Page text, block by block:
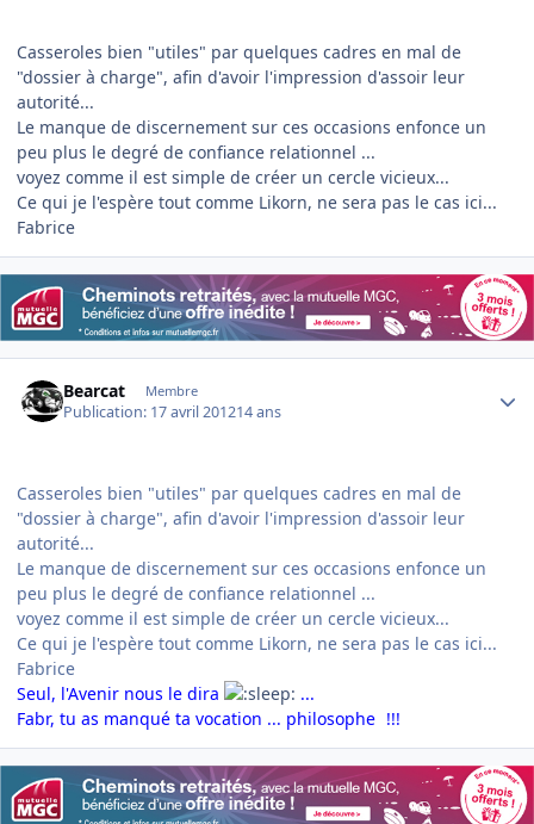
Casseroles bien "utiles" par quelques cadres en mal de
"dossier à charge", afin d'avoir l'impression d'assoir leur
autorité...
Le manque de discernement sur ces occasions enfonce un
peu plus le degré de confiance relationnel ...
voyez comme il est simple de créer un cercle vicieux...
Ce qui je l'espère tout comme Likorn, ne sera pas le cas ici...
Fabrice
Bearcat Membre
Publication: 17 avril 201214 ans
Casseroles bien "utiles" par quelques cadres en mal de
"dossier à charge", afin d'avoir l'impression d'assoir leur
autorité...
Le manque de discernement sur ces occasions enfonce un
peu plus le degré de confiance relationnel ...
voyez comme il est simple de créer un cercle vicieux...
Ce qui je l'espère tout comme Likorn, ne sera pas le cas ici...
Fabrice
Seul, l'Avenir nous le dira
...
Fabr, tu as manqué ta vocation ... philosophe !!!